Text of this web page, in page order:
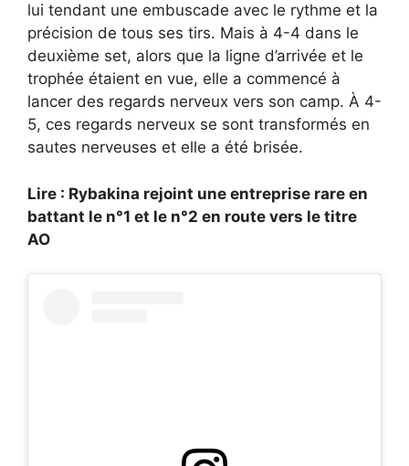
lui tendant une embuscade avec le rythme et la
précision de tous ses tirs. Mais à 4-4 dans le
deuxième set, alors que la ligne d’arrivée et le
trophée étaient en vue, elle a commencé à
lancer des regards nerveux vers son camp. À 4-
5, ces regards nerveux se sont transformés en
sautes nerveuses et elle a été brisée.
Lire : Rybakina rejoint une entreprise rare en
battant le n°1 et le n°2 en route vers le titre
AO